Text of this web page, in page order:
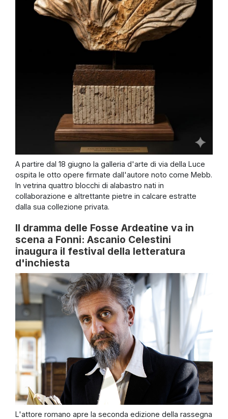
A partire dal 18 giugno la galleria d'arte di via della Luce
ospita le otto opere firmate dall'autore noto come Mebb.
In vetrina quattro blocchi di alabastro nati in
collaborazione e altrettante pietre in calcare estratte
dalla sua collezione privata.
Il dramma delle Fosse Ardeatine va in
scena a Fonni: Ascanio Celestini
inaugura il festival della letteratura
d'inchiesta
L'attore romano apre la seconda edizione della rassegna